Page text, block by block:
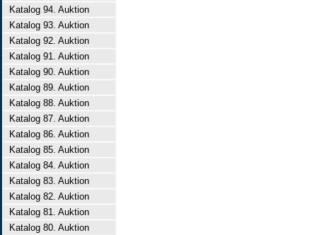
Katalog 94. Auktion
Katalog 93. Auktion
Katalog 92. Auktion
Katalog 91. Auktion
Katalog 90. Auktion
Katalog 89. Auktion
Katalog 88. Auktion
Katalog 87. Auktion
Katalog 86. Auktion
Katalog 85. Auktion
Katalog 84. Auktion
Katalog 83. Auktion
Katalog 82. Auktion
Katalog 81. Auktion
Katalog 80. Auktion